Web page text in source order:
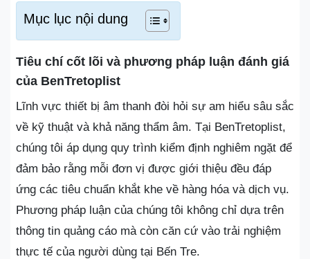
Mục lục nội dung
Tiêu chí cốt lõi và phương pháp luận đánh giá
của BenTretoplist
Lĩnh vực thiết bị âm thanh đòi hỏi sự am hiểu sâu sắc
về kỹ thuật và khả năng thẩm âm. Tại BenTretoplist,
chúng tôi áp dụng quy trình kiểm định nghiêm ngặt để
đảm bảo rằng mỗi đơn vị được giới thiệu đều đáp
ứng các tiêu chuẩn khắt khe về hàng hóa và dịch vụ.
Phương pháp luận của chúng tôi không chỉ dựa trên
thông tin quảng cáo mà còn căn cứ vào trải nghiệm
thực tế của người dùng tại Bến Tre.